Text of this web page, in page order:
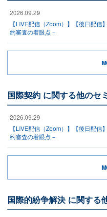
2026.09.29
【LIVE配信（Zoom）】【後日配
約審査の着眼点－
国際契約 に関する他のセ
2026.09.29
【LIVE配信（Zoom）】【後日配
約審査の着眼点－
国際的紛争解決 に関する